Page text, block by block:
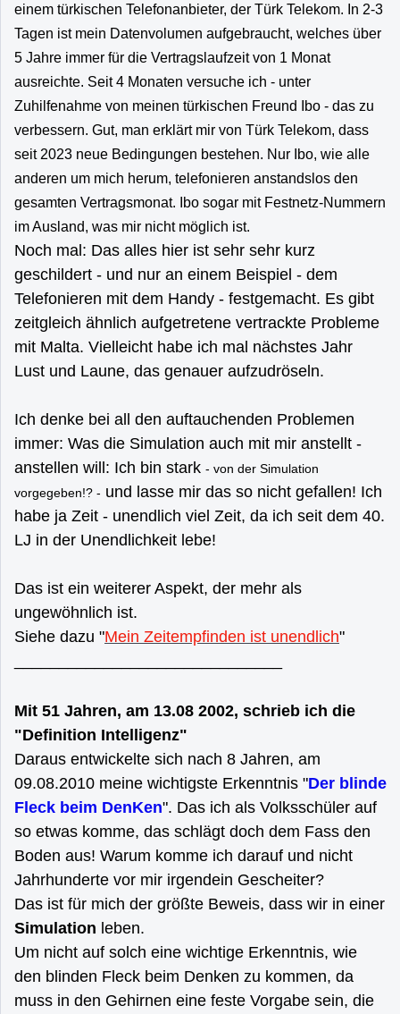
einem türkischen Telefonanbieter, der Türk Telekom. In 2-3
Tagen ist mein Datenvolumen aufgebraucht, welches über
5 Jahre immer für die Vertragslaufzeit von 1 Monat
ausreichte. Seit 4 Monaten versuche ich - unter
Zuhilfenahme von meinen türkischen Freund Ibo - das zu
verbessern. Gut, man erklärt mir von Türk Telekom, dass
seit 2023 neue Bedingungen bestehen. Nur Ibo, wie alle
anderen um mich herum, telefonieren anstandslos den
gesamten Vertragsmonat. Ibo sogar mit Festnetz-Nummern
im Ausland, was mir nicht möglich ist.
Noch mal: Das alles hier ist sehr sehr kurz
geschildert - und nur an einem Beispiel - dem
Telefonieren mit dem Handy - festgemacht. Es gibt
zeitgleich ähnlich aufgetretene vertrackte Probleme
mit Malta. Vielleicht habe ich mal nächstes Jahr
Lust und Laune, das genauer aufzudröseln.
Ich denke bei all den auftauchenden Problemen
immer: Was die Simulation auch mit mir anstellt -
anstellen will: Ich bin stark - von der Simulation
vorgegeben!? - und lasse mir das so nicht gefallen! Ich
habe ja Zeit - unendlich viel Zeit, da ich seit dem 40.
LJ in der Unendlichkeit lebe!
Das ist ein weiterer Aspekt, der mehr als
ungewöhnlich ist.
Siehe dazu "Mein Zeitempfinden ist unendlich"
Mit 51 Jahren, am 13.08 2002, schrieb ich die
"Definition Intelligenz"
Daraus entwickelte sich nach 8 Jahren, am
09.08.2010 meine wichtigste Erkenntnis "Der blinde
Fleck beim DenKen". Das ich als Volksschüler auf
so etwas komme, das schlägt doch dem Fass den
Boden aus! Warum komme ich darauf und nicht
Jahrhunderte vor mir irgendein Gescheiter?
Das ist für mich der größte Beweis, dass wir in einer
Simulation leben.
Um nicht auf solch eine wichtige Erkenntnis, wie
den blinden Fleck beim Denken zu kommen, da
muss in den Gehirnen eine feste Vorgabe sein, die